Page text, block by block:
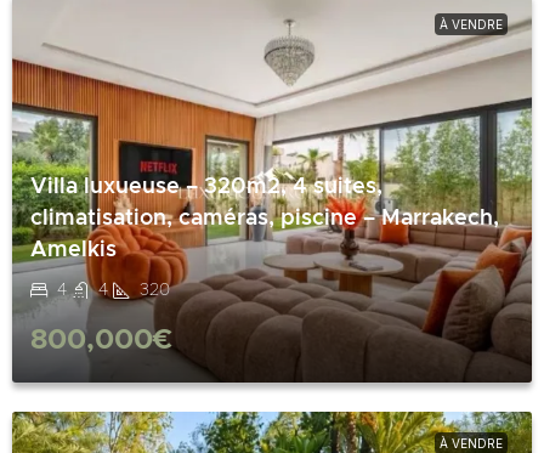
À VENDRE
Villa luxueuse – 320m2, 4 suites,
climatisation, caméras, piscine – Marrakech,
Amelkis
4 4 320
800,000€
À VENDRE